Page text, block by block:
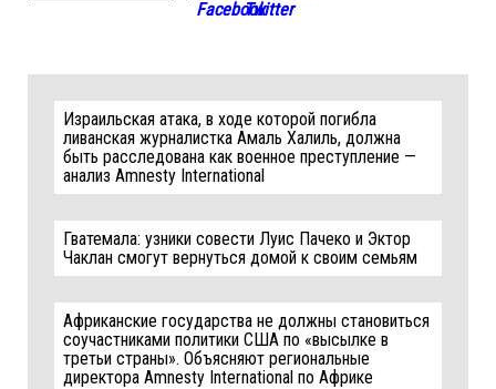
Израильская атака, в ходе которой погибла
ливанская журналистка Амаль Халиль, должна
быть расследована как военное преступление —
анализ Amnesty International
Гватемала: узники совести Луис Пачеко и Эктор
Чаклан смогут вернуться домой к своим семьям
Африканские государства не должны становиться
соучастниками политики США по «высылке в
третьи страны». Объясняют региональные
директора Amnesty International по Африке